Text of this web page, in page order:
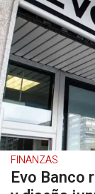
FINANZAS
Evo Banco